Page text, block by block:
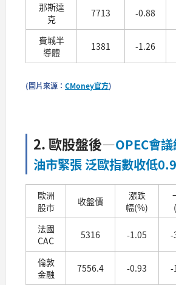
那斯達
克
7713 -0.88
費城半
導體
1381 -1.26
(圖片來源： CMoney官方)
2. 歐股盤後—OPEC會
油市緊張 泛歐指數收低
歐洲
股市
收盤價
漲跌
幅(%)
法國
CAC
5316 -1.05 -
倫敦
金融
7556.4 -0.93 -